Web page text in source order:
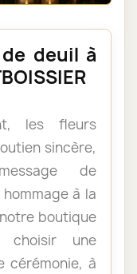
deuil à
les fleurs
sincère,
de
à la
boutique
choisir une
cérémonie, à